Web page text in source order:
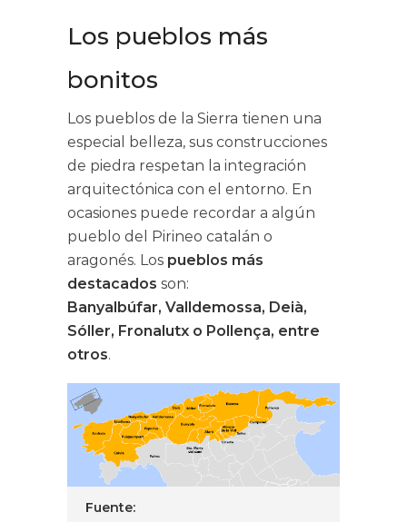
Los pueblos más
bonitos
Los pueblos de la Sierra tienen una
especial belleza, sus construcciones
de piedra respetan la integración
arquitectónica con el entorno. En
ocasiones puede recordar a algún
pueblo del Pirineo catalán o
aragonés. Los pueblos más
destacados son:
Banyalbúfar, Valldemossa, Deià,
Sóller, Fronalutx o Pollença, entre
otros.
Fuente: